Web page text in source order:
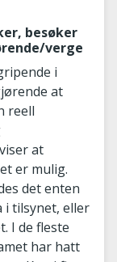
besøker
verge
i
at
reell
at
er mulig.
det enten
i tilsynet, eller
I de fleste
har hatt